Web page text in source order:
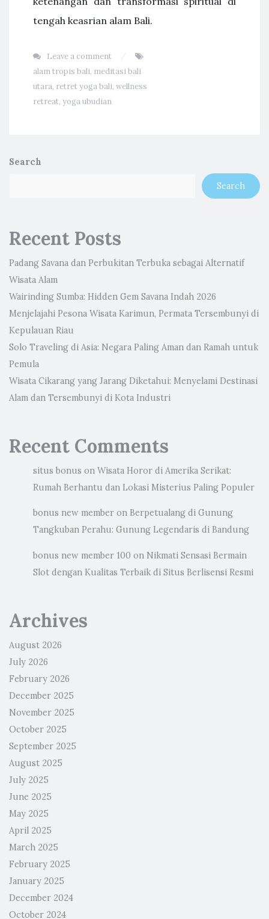
tengah keasrian alam Bali.
Leave a comment
alam tropis bali, meditasi bali
utara, retret yoga bali, wellness
retreat, yoga ubudian
Search
Search
Recent Posts
Padang Savana dan Perbukitan Terbuka sebagai Alternatif
Wisata Alam
Wairinding Sumba: Hidden Gem Savana Indah 2026
Menjelajahi Pesona Wisata Karimun, Permata Tersembunyi di
Kepulauan Riau
Solo Traveling di Asia: Negara Paling Aman dan Ramah untuk
Pemula
Wisata Cikarang yang Jarang Diketahui: Menyelami Destinasi
Alam dan Tersembunyi di Kota Industri
Recent Comments
situs bonus on Wisata Horor di Amerika Serikat:
Rumah Berhantu dan Lokasi Misterius Paling Populer
bonus new member on Berpetualang di Gunung
Tangkuban Perahu: Gunung Legendaris di Bandung
bonus new member 100 on Nikmati Sensasi Bermain
Slot dengan Kualitas Terbaik di Situs Berlisensi Resmi
Archives
August 2026
July 2026
February 2026
December 2025
November 2025
October 2025
September 2025
August 2025
July 2025
June 2025
May 2025
April 2025
March 2025
February 2025
January 2025
December 2024
October 2024